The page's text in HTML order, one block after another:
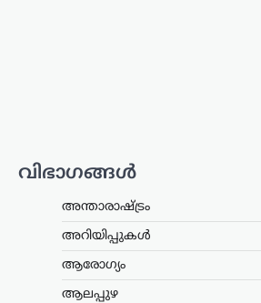
വിഭാഗങ്ങൾ
അന്താരാഷ്ട്രം
അറിയിപ്പുകൾ
ആരോഗ്യം
ആലപ്പുഴ
114 റാഫേൽ
ഫ്രാൻസിന്റെ
ഓഫർ; 94
ഇന്ത്യയിൽ
ന്യൂസ് ഡെസ്ക്